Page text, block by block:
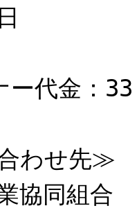
ー代金：
わせ先≫
協同組合